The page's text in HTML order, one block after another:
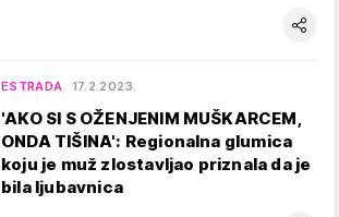
ESTRADA 17.2.2023.
'AKO SI S OŽENJENIM MUŠKARCEM,
ONDA TIŠINA': Regionalna glumica
koju je muž zlostavljao priznala da je
bila ljubavnica